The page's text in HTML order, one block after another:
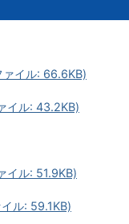
ァイル: 66.6KB)
イル: 43.2KB)
イル: 51.9KB)
ル: 59.1KB)